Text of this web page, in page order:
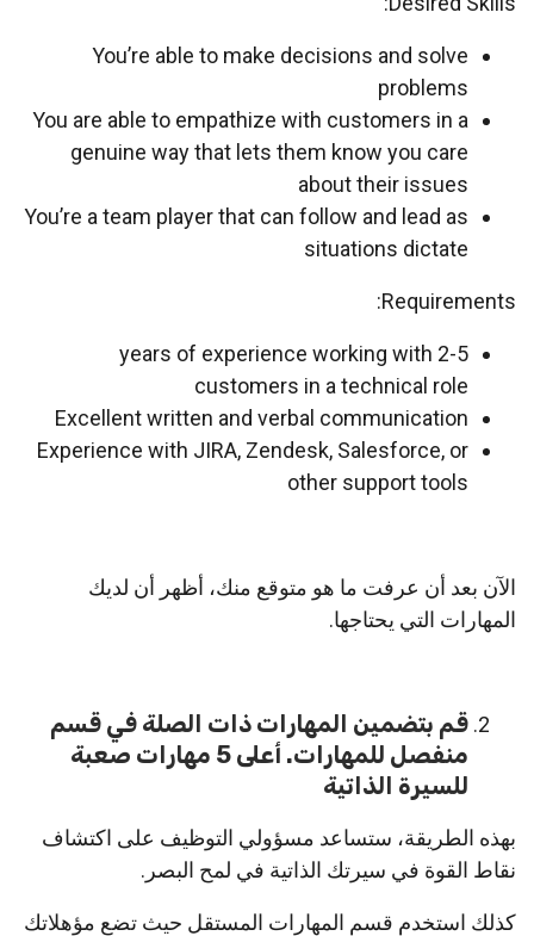
You’re able to make decisions and solve
problems
You are able to empathize with customers in a
genuine way that lets them know you care
about their issues
You’re a team player that can follow and lead as
situations dictate
Requirements:
2-5 years of experience working with
customers in a technical role
Excellent written and verbal communication
Experience with JIRA, Zendesk, Salesforce, or
other support tools
الآن بعد أن عرفت ما هو متوقع منك، أظهر أن لديك
المهارات التي يحتاجها.
قم بتضمين المهارات ذات الصلة في قسم
منفصل للمهارات. أعلى 5 مهارات صعبة
للسيرة الذاتية
بهذه الطريقة، ستساعد مسؤولي التوظيف على اكتشاف
نقاط القوة في سيرتك الذاتية في لمح البصر.
كذلك استخدم قسم المهارات المستقل حيث تضع مؤهلاتك